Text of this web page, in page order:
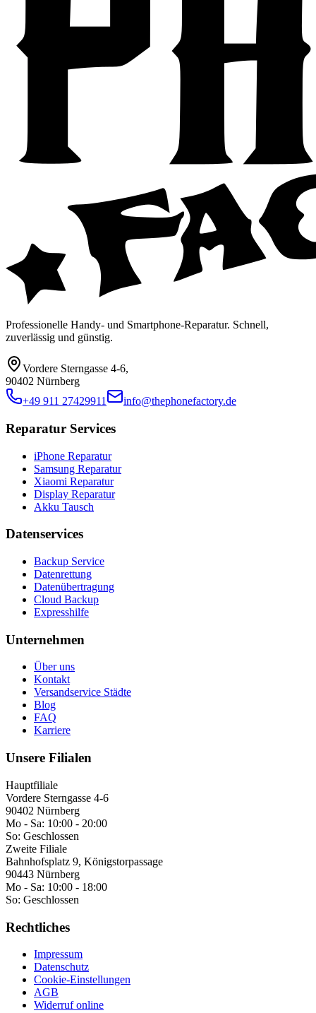
Professionelle Handy- und Smartphone-Reparatur. Schnell,
zuverlässig und günstig.
Vordere Sterngasse 4-6,
90402 Nürnberg
+49 911 27429911
info@thephonefactory.de
Reparatur Services
iPhone Reparatur
Samsung Reparatur
Xiaomi Reparatur
Display Reparatur
Akku Tausch
Datenservices
Backup Service
Datenrettung
Datenübertragung
Cloud Backup
Expresshilfe
Unternehmen
Über uns
Kontakt
Versandservice Städte
Blog
FAQ
Karriere
Unsere Filialen
Hauptfiliale
Vordere Sterngasse 4-6
90402 Nürnberg
Mo - Sa: 10:00 - 20:00
So: Geschlossen
Zweite Filiale
Bahnhofsplatz 9, Königstorpassage
90443 Nürnberg
Mo - Sa: 10:00 - 18:00
So: Geschlossen
Rechtliches
Impressum
Datenschutz
Cookie-Einstellungen
AGB
Widerruf online